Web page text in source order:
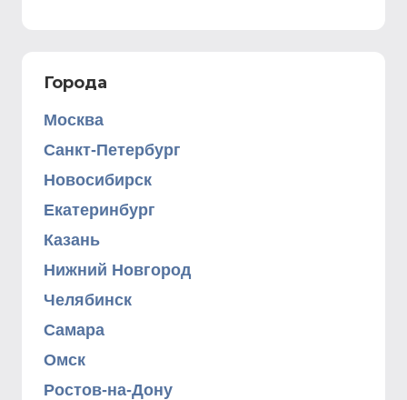
Города
Москва
Санкт-Петербург
Новосибирск
Екатеринбург
Казань
Нижний Новгород
Челябинск
Самара
Омск
Ростов-на-Дону